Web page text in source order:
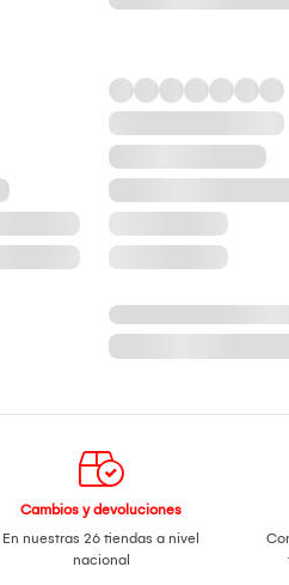
Cambios y devoluciones
En nuestras 26 tiendas a nivel
nacional